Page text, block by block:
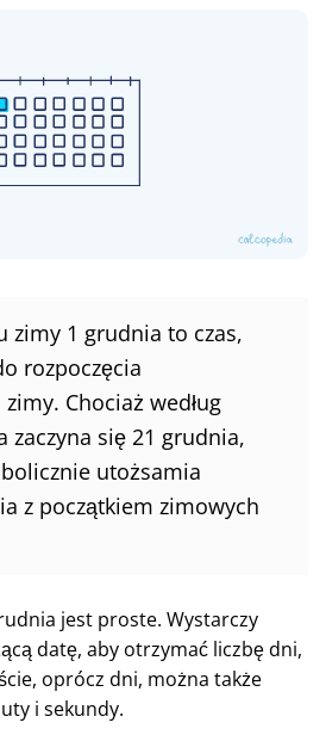
zimy 1 grudnia to czas,
rozpoczęcia
Chociaż według
zaczyna się 21 grudnia,
utożsamia
z początkiem zimowych
jest proste. Wystarczy
datę, aby otrzymać liczbę dni,
oprócz dni, można także
i sekundy.